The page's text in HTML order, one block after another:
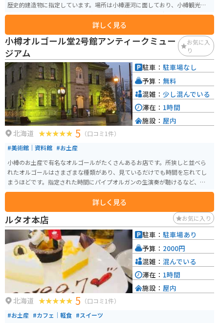
歴史的建造物に指定しています。場所は小樽運河に面しており、小樽観光の
中心地に位置しています。展示資料は小樽が栄華を誇った時代の遺物がメイ
詳しく見る
小樽オルゴール堂2号館アンティークミュー
ジアム
お気に入
り
北海道 5 （口コミ1件）
#美術館｜資料館 #お土産
小樽のお土産で有名なオルゴールがたくさんあるお店です。所狭しと並べら
れたオルゴールはさまざまな種類があり、見ているだけでも時間を忘れてし
まうほどです。指定された時間にパイプオルガンの生演奏が聴けるなど、ここ
でしかできない体験もあります。
詳しく見る
駐車： 駐車場なし
予算： 無料
混雑： 少し混んでいる
滞在： 1時間
施設： 屋内
ルタオ本店 お気に入り
北海道 5 （口コミ1件）
#お土産 #カフェ｜軽食 #スイーツ
駐車： 駐車場あり
予算： 2000円
混雑： 混んでいる
滞在： 1時間
施設： 屋内